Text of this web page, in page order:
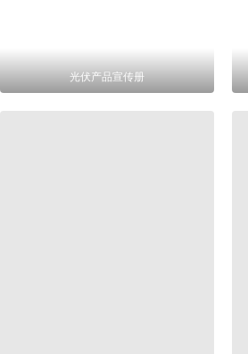
光伏产品宣传册